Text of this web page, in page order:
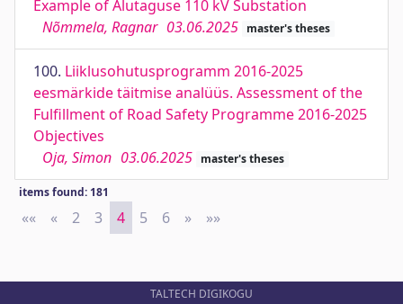
Example of Alutaguse 110 kV Substation
Nõmmela, Ragnar 03.06.2025 master's theses
100. Liiklusohutusprogramm 2016-2025
eesmärkide täitmise analüüs. Assessment of the
Fulfillment of Road Safety Programme 2016-2025
Objectives
Oja, Simon 03.06.2025 master's theses
items found: 181
«« First
« Previous
2 3 4 5 6 » Next
»»
TALTECH DIGIKOGU